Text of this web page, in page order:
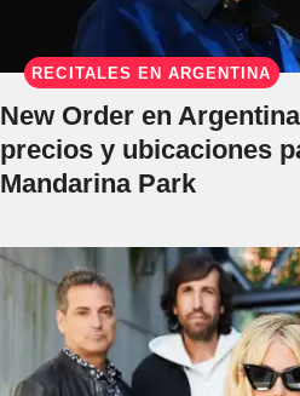
RECITALES EN ARGENTINA
New Order en
precios y ubicaciones
Mandarina Park